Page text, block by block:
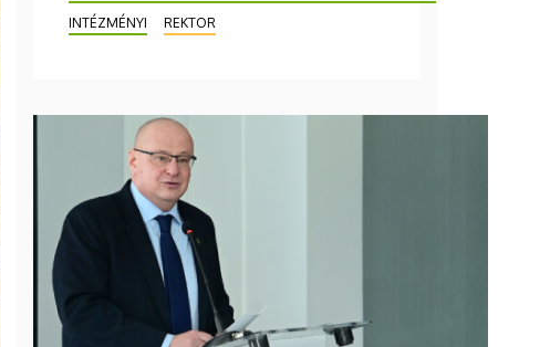
INTÉZMÉNYI
REKTOR